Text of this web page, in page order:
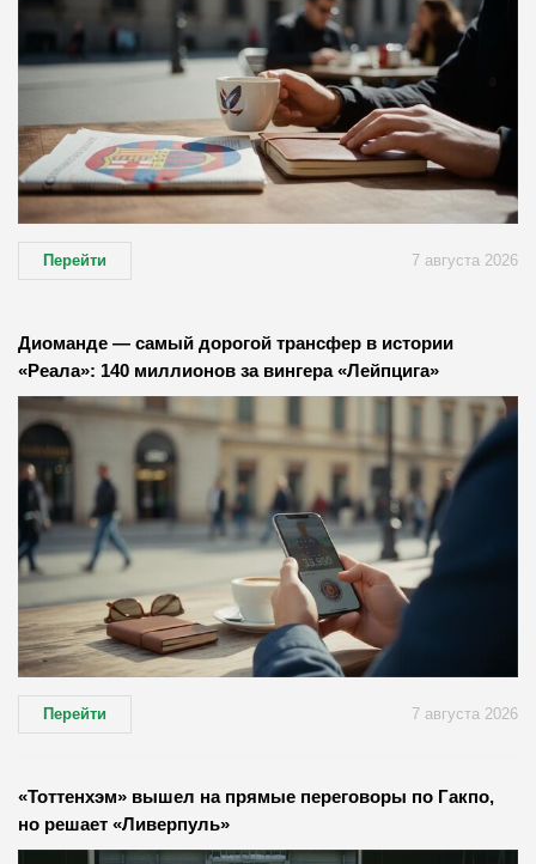
Перейти 7 августа 2026
Диоманде — самый дорогой трансфер в истории
«Реала»: 140 миллионов за вингера «Лейпцига»
Перейти 7 августа 2026
«Тоттенхэм» вышел на прямые переговоры по Гакпо,
но решает «Ливерпуль»